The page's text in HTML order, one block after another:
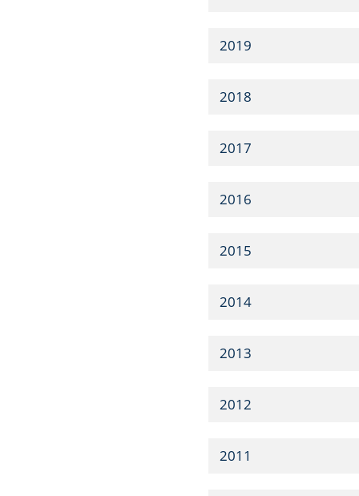
2019
2018
2017
2016
2015
2014
2013
2012
2011